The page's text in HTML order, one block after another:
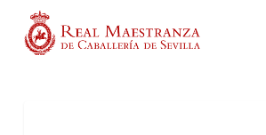
main